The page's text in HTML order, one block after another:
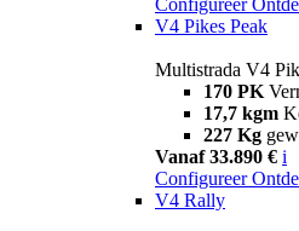
V4 Pikes Peak
Multistrada V4
170 PK
17,7 kgm
227 Kg
Vanaf 33.890 € i
Configureer
V4 Rally